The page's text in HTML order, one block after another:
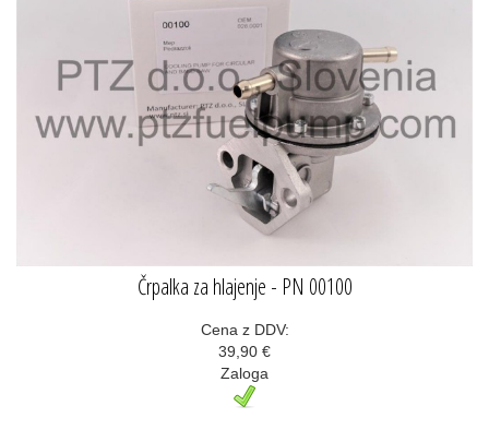
Črpalka za hlajenje - PN 00100
Cena z DDV:
39,90 €
Zaloga